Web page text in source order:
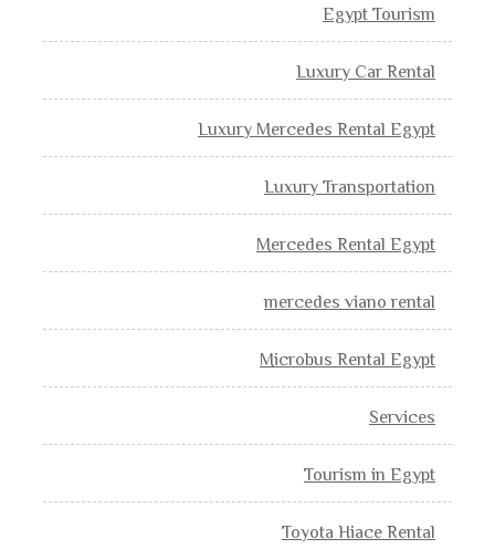
Egypt Tourism
Luxury Car Rental
Luxury Mercedes Rental Egypt
Luxury Transportation
Mercedes Rental Egypt
mercedes viano rental
Microbus Rental Egypt
Services
Tourism in Egypt
Toyota Hiace Rental